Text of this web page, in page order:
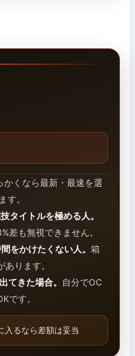
かくなら最新・最速を選
す。
タイトルを極める人。
差も無視できません。
をかけたくない人。 箱
ります。
てきた場合。 自分でOC
です。
入るなら差額は妥当